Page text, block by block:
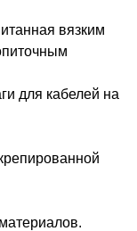
вязким
для кабелей на